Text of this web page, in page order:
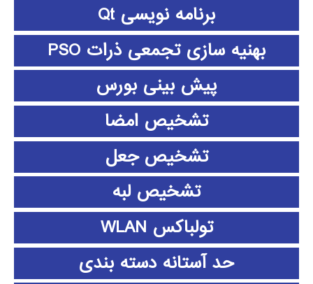
برنامه نویسی Qt
بهنیه سازی تجمعی ذرات PSO
پیش بینی بورس
تشخیص امضا
تشخیص جعل
تشخیص لبه
تولباکس WLAN
حد آستانه دسته بندی